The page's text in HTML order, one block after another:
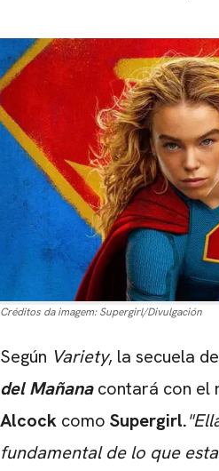
Créditos da imagem: Supergirl/Divulgación
Según Variety, la secuela de
del Mañanacontará con el
Alcock como Supergirl.
fundamental de lo que